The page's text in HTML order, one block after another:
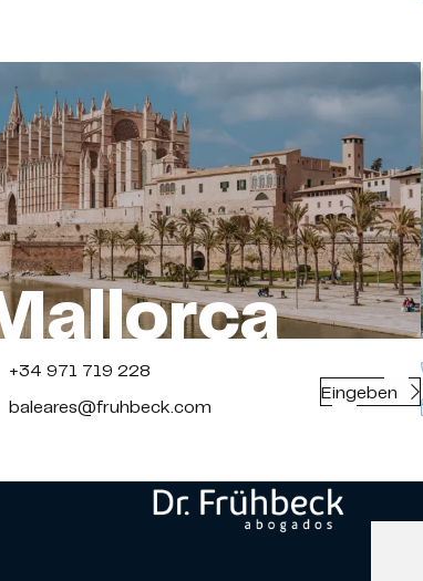
+34 971 719 228
baleares@fruhbeck.com
Eingeben